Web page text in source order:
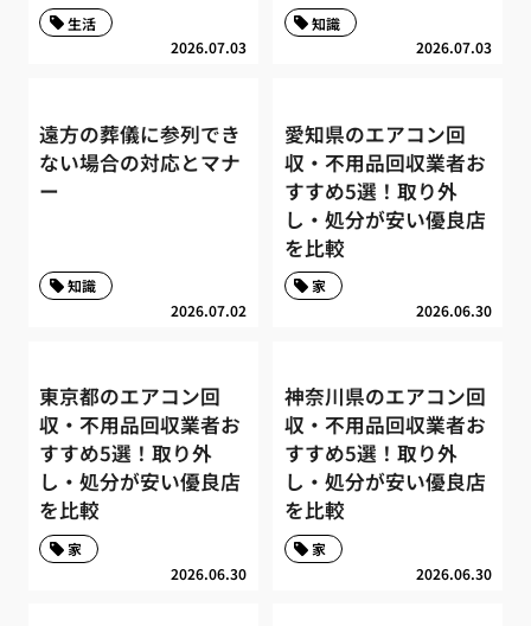
2026.07.03
生活
2026.07.03
知識
遠方の葬儀に参列でき
ない場合の対応とマナ
ー
2026.07.02
知識
愛知県のエアコン回
収・不用品回収業者お
すすめ5選！取り外
し・処分が安い優良店
を比較
2026.06.30
家
東京都のエアコン回
収・不用品回収業者お
すすめ5選！取り外
し・処分が安い優良店
を比較
2026.06.30
家
神奈川県のエアコン回
収・不用品回収業者お
すすめ5選！取り外
し・処分が安い優良店
を比較
2026.06.30
家